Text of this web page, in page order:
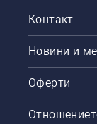
Контакт
Новини и
Оферти